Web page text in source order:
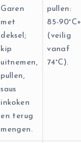
Garen
met
deksel;
kip
uitnemen,
pullen,
saus
inkoken
en terug
mengen.
pullen:
85-90°C+
(veilig
vanaf
74°C).